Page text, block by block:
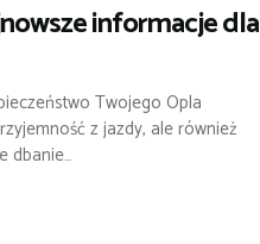
informacje dla
Twojego Opla
z jazdy, ale również
dbanie…